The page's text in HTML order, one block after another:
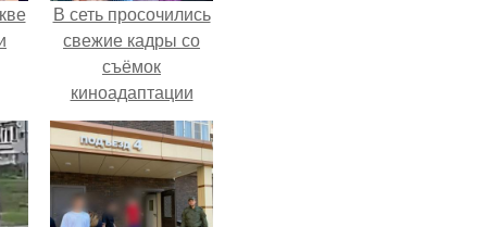
В сеть просочились
свежие кадры со
съёмок
киноадаптации
"Рапунцель", и всё
внимание
моментально
оказалось